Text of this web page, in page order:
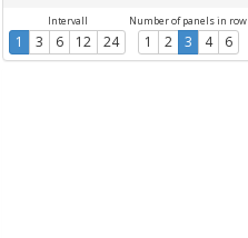
Intervall
1 3 6 12 24
Number of panels in row
1 2 3 4 6